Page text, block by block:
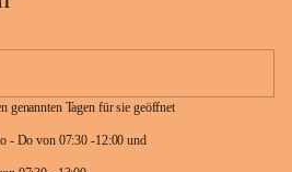
genannten Tagen für sie geöffnet
Telefonisch erreichen Sie uns: Mo - Do von 07:30 -12:00 und